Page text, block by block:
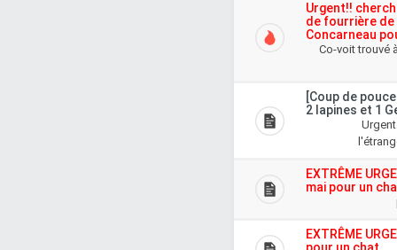
Urgent!!
de fourrière de
Concarneau
Co-voit trouvé
[Coup de
2 lapines et 1
EXTRÊME
mai pour un
EXTRÊME